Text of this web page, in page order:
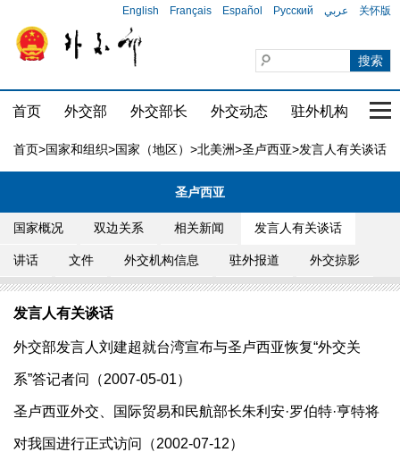
English Français Español Русский عربي 关怀版
首页 外交部 外交部长 外交动态 驻外机构 国
首页>国家和组织>国家（地区） >北美洲>圣卢西亚>发言人有关谈话
圣卢西亚
国家概况 双边关系 相关新闻 发言人有关谈话
讲话 文件 外交机构信息 驻外报道 外交掠影
发言人有关谈话
外交部发言人刘建超就台湾宣布与圣卢西亚恢复“外交关
系”答记者问（2007-05-01）
圣卢西亚外交、国际贸易和民航部长朱利安·罗伯特·亨特将
对我国进行正式访问（2002-07-12）